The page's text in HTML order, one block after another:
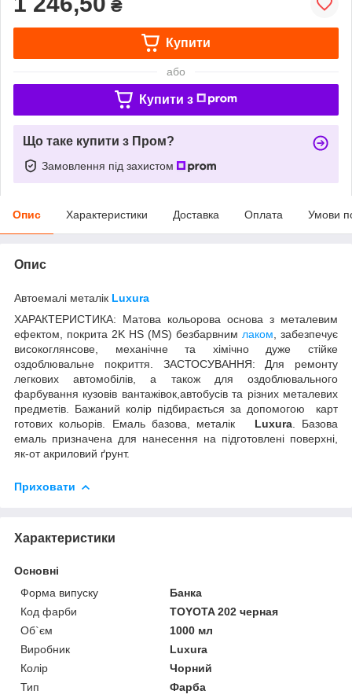
₴
Купити
або
Купити з
Що таке купити з Пром?
Замовлення під захистом
Опис Характеристики Доставка Оплата Умови
Опис
Автоемалі металік Luxura
ХАРАКТЕРИСТИКА: Матова кольорова основа з металевим
ефектом, покрита 2K HS (MS) безбарвним лаком , забезпечує
високоглянсове, механічне та хімічно дуже стійке
оздоблювальне покриття. ЗАСТОСУВАННЯ: Для ремонту
легкових автомобілів, а також для оздоблювального
фарбування кузовів вантажівок,автобусів та різних металевих
предметів. Бажаний колір підбирається за допомогою карт
готових кольорів. Емаль базова, металік Luxura. Базова
емаль призначена для нанесення на підготовлені поверхні,
як-от акриловий ґрунт.
Приховати
Характеристики
Основні
Форма випуску
Банка
Код фарби
TOYOTA 202 черная
Об`єм
1000 мл
Виробник
Luxura
Колір
Чорний
Тип
Фарба